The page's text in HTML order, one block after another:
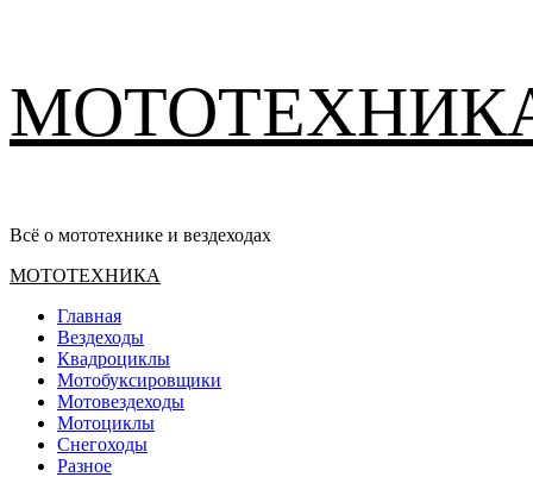
содержимому
Всё о мототехнике и вездеходах
Основное
МОТОТЕХНИКА
Главная
Вездеходы
Квадроциклы
Мотобуксировщики
Мотовездеходы
Мотоциклы
Снегоходы
Разное